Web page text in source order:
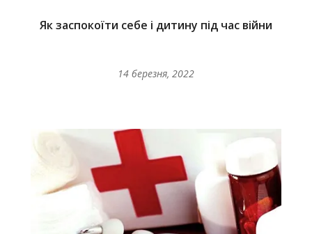
Як заспокоїти себе і дитину під час війни
14 березня, 2022